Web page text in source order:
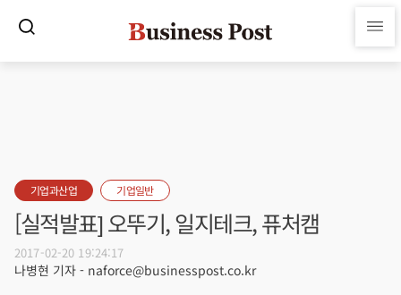
기업과산업 기업일반
[실적발표] 오뚜기, 일지테크, 퓨처캠
2017-02-20 19:24:17
나병현 기자 - naforce@businesspost.co.kr